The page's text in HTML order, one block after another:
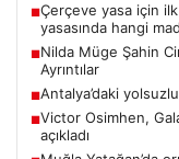
■Çerçeve yasa için
yasasında hangi
■Nilda Müge Şahin
Ayrıntılar
■Antalya’daki
■Victor Osimhen,
açıkladı